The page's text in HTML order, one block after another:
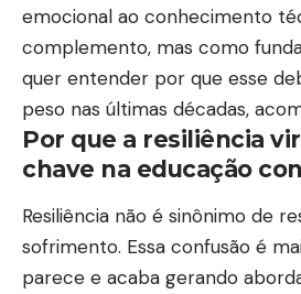
emocional ao conhecimento
complemento, mas como
quer entender por que esse
peso nas últimas décadas,
Por que a resiliência
chave na educação
Resiliência não é sinônimo de
sofrimento. Essa confusão é
parece e acaba gerando